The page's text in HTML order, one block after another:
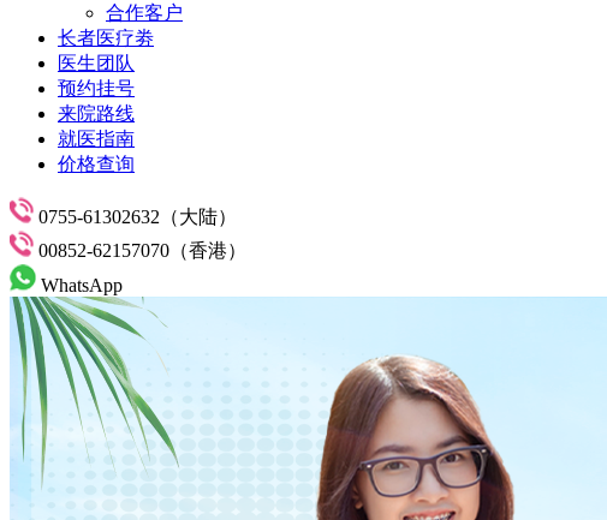
合作客户
长者医疗劵
医生团队
预约挂号
来院路线
就医指南
价格查询
0755-61302632（大陆）
00852-62157070（香港）
WhatsApp